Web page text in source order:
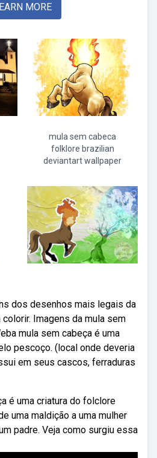
MORE
mula sem cabeca
folklore brazilian
deviantart wallpaper
dos desenhos mais legais da
Imagens da mula sem
mula sem cabeça é uma
pescoço. (local onde deveria
em seus cascos, ferraduras
é uma criatura do folclore
uma maldição a uma mulher
padre. Veja como surgiu essa